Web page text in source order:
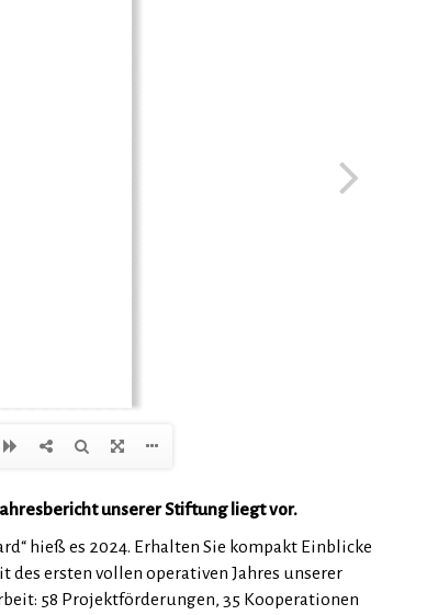
unserer Stiftung liegt vor.
hieß es 2024. Erhalten Sie kompakt Einblicke
des ersten vollen operativen Jahres unserer
58 Projektförderungen, 35 Kooperationen